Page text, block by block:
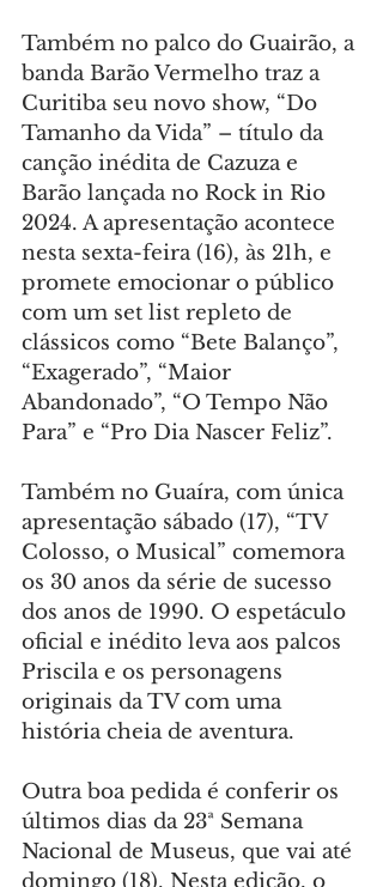
Também no palco do Guairão, a
banda Barão Vermelho traz a
Curitiba seu novo show, “Do
Tamanho da Vida” – título da
canção inédita de Cazuza e
Barão lançada no Rock in Rio
2024. A apresentação acontece
nesta sexta-feira (16), às 21h, e
promete emocionar o público
com um set list repleto de
clássicos como “Bete Balanço”,
“Exagerado”, “Maior
Abandonado”, “O Tempo Não
Para” e “Pro Dia Nascer Feliz”.
Também no Guaíra, com única
apresentação sábado (17), “TV
Colosso, o Musical” comemora
os 30 anos da série de sucesso
dos anos de 1990. O espetáculo
oficial e inédito leva aos palcos
Priscila e os personagens
originais da TV com uma
história cheia de aventura.
Outra boa pedida é conferir os
últimos dias da 23ª Semana
Nacional de Museus, que vai até